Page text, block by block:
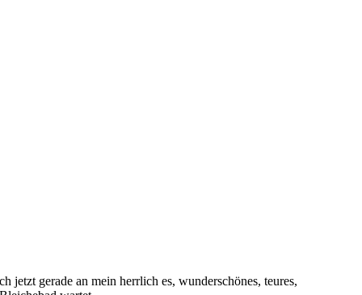
gerade an mein herrlich es, wunderschönes, teures,